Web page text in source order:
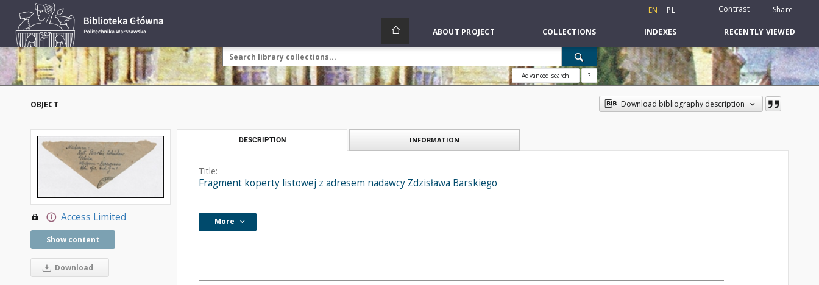
EN PL Contrast Share
ABOUT PROJECT COLLECTIONS INDEXES RECENTLY VIEWED
Advanced search ?
OBJECT Download bibliography description
Access Limited
Show content
Download
DESCRIPTION INFORMATION
Title:
Fragment koperty listowej z adresem nadawcy Zdzisława Barskiego
More